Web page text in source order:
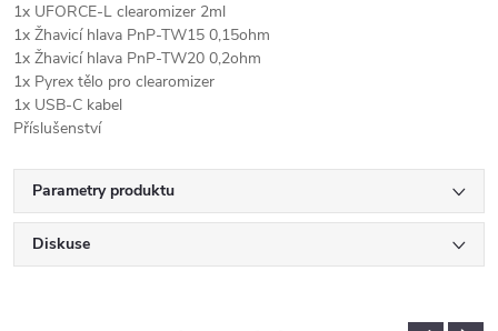
1x UFORCE-L clearomizer 2ml
1x Žhavicí hlava PnP-TW15 0,15ohm
1x Žhavicí hlava PnP-TW20 0,2ohm
1x Pyrex tělo pro clearomizer
1x USB-C kabel
Příslušenství
Parametry produktu
Diskuse